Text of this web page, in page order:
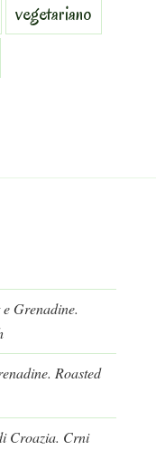
vegetariano
Grenadine.
Roasted
Croazia. Crni